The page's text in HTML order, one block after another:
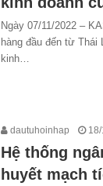
Ngày 07/11/2022 –
hàng đầu đến từ Thái
kinh…
dautuhoinhap
Hệ thống
huyết mạch